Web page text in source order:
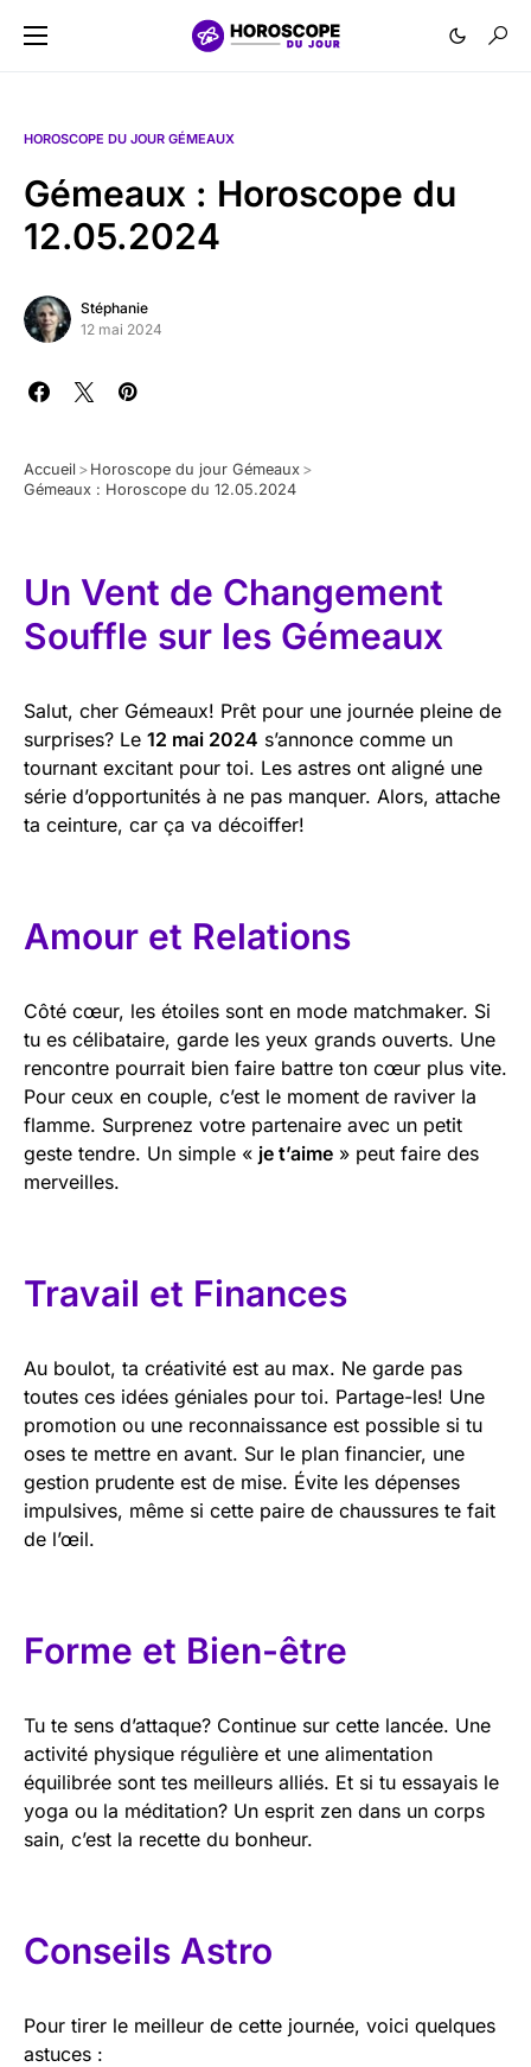
HOROSCOPE DU JOUR GÉMEAUX
Gémeaux : Horoscope du
12.05.2024
Stéphanie
12 mai 2024
Accueil > Horoscope du jour Gémeaux >
Gémeaux : Horoscope du 12.05.2024
Un Vent de Changement
Souffle sur les Gémeaux
Salut, cher Gémeaux! Prêt pour une journée pleine de
surprises? Le 12 mai 2024 s’annonce comme un
tournant excitant pour toi. Les astres ont aligné une
série d’opportunités à ne pas manquer. Alors, attache
ta ceinture, car ça va décoiffer!
Amour et Relations
Côté cœur, les étoiles sont en mode matchmaker. Si
tu es célibataire, garde les yeux grands ouverts. Une
rencontre pourrait bien faire battre ton cœur plus vite.
Pour ceux en couple, c’est le moment de raviver la
flamme. Surprenez votre partenaire avec un petit
geste tendre. Un simple « je t’aime » peut faire des
merveilles.
Travail et Finances
Au boulot, ta créativité est au max. Ne garde pas
toutes ces idées géniales pour toi. Partage-les! Une
promotion ou une reconnaissance est possible si tu
oses te mettre en avant. Sur le plan financier, une
gestion prudente est de mise. Évite les dépenses
impulsives, même si cette paire de chaussures te fait
de l’œil.
Forme et Bien-être
Tu te sens d’attaque? Continue sur cette lancée. Une
activité physique régulière et une alimentation
équilibrée sont tes meilleurs alliés. Et si tu essayais le
yoga ou la méditation? Un esprit zen dans un corps
sain, c’est la recette du bonheur.
Conseils Astro
Pour tirer le meilleur de cette journée, voici quelques
astuces :